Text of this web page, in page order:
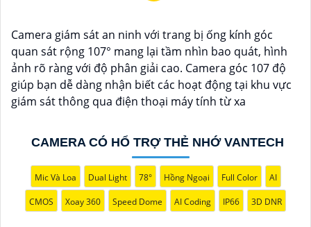
chất lượng hình ảnh sắc nét cho bạn trải nghiệm tuyệt
vời nhất
Camera giám sát an ninh với trang bị ống kính góc
quan sát rộng 107° mang lại tầm nhìn bao quát, hình
ảnh rõ ràng với độ phân giải cao. Camera góc 107 độ
giúp bạn dễ dàng nhận biết các hoạt động tại khu vực
giám sát thông qua điện thoại máy tính từ xa
CAMERA CÓ HỔ TRỢ THẺ NHỚ VANTECH
Mic Và Loa Dual Light 78° Hồng Ngoại Full Color AI
CMOS Xoay 360 Speed Dome AI Coding IP66 3D DNR